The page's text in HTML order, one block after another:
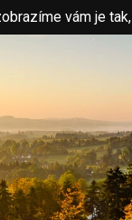
vám je